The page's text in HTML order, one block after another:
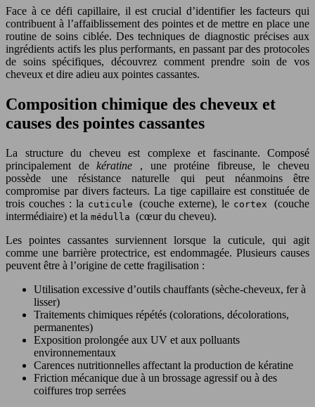
Face à ce défi capillaire, il est crucial d’identifier les facteurs qui
contribuent à l’affaiblissement des pointes et de mettre en place une
routine de soins ciblée. Des techniques de diagnostic précises aux
ingrédients actifs les plus performants, en passant par des protocoles
de soins spécifiques, découvrez comment prendre soin de vos
cheveux et dire adieu aux pointes cassantes.
Composition chimique des cheveux et
causes des pointes cassantes
La structure du cheveu est complexe et fascinante. Composé
principalement dekératine , une protéine fibreuse, le cheveu
possède une résistance naturelle qui peut néanmoins être
compromise par divers facteurs. La tige capillaire est constituée de
trois couches : la cuticule(couche externe), le cortex(couche
intermédiaire) et la médulla (cœur du cheveu).
Les pointes cassantes surviennent lorsque la cuticule, qui agit
comme une barrière protectrice, est endommagée. Plusieurs causes
peuvent être à l’origine de cette fragilisation :
Utilisation excessive d’outils chauffants (sèche-cheveux, fer à
lisser)
Traitements chimiques répétés (colorations, décolorations,
permanentes)
Exposition prolongée aux UV et aux polluants
environnementaux
Carences nutritionnelles affectant la production de kératine
Friction mécanique due à un brossage agressif ou à des
coiffures trop serrées